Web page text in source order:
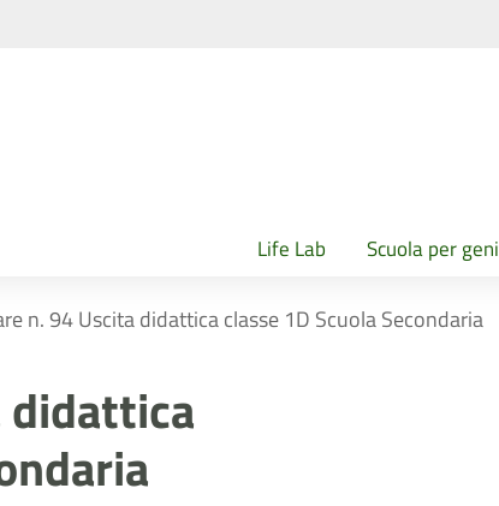
Life Lab Scuola per
n. 94 Uscita didattica classe 1D Scuola Secondaria
didattica